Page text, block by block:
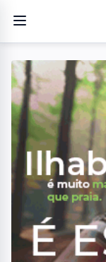
Home/Geral/
Lula tenta afastar
GERAL